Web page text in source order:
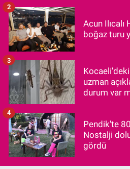
Acun
boğaz turu
2
uzman
durum var
3
Pendik'te
Nostalji
gördü
4